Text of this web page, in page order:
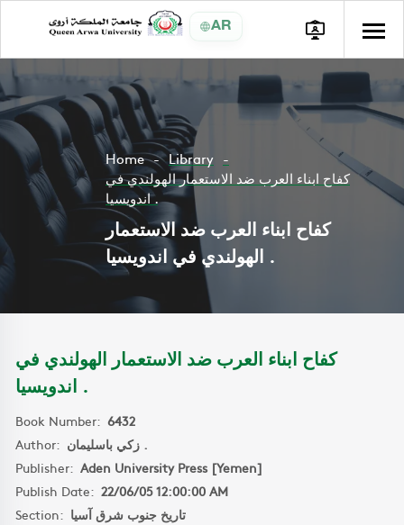
AR
Home
Library
كفاح ابناء العرب ضد الاستعمار الهولندي في
اندويسيا .
كفاح ابناء العرب ضد الاستعمار
الهولندي في اندويسيا .
كفاح ابناء العرب ضد الاستعمار الهولندي في
اندويسيا .
Book Number: 6432
Author:
زكي باسليمان .
Publisher: Aden University Press [Yemen]
Publish Date: 22/06/05 12:00:00 AM
Section: تاريخ جنوب شرق آسيا